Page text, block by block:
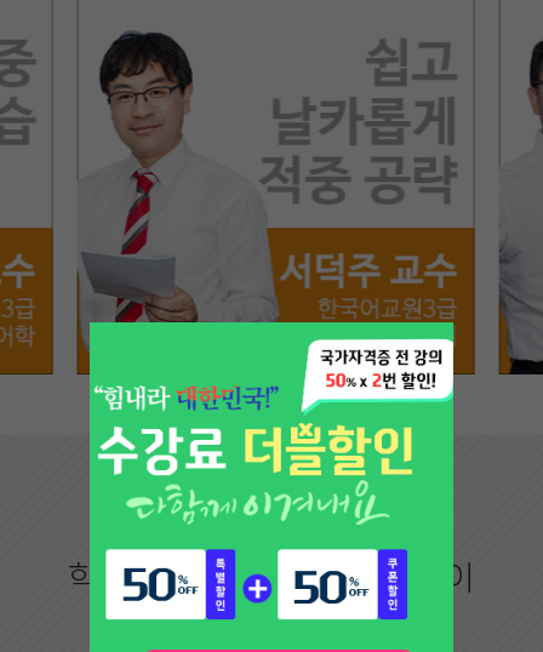
이룸만의 차별화!
학습자 만족을 위해 끊임없이
노력하겠습니다.